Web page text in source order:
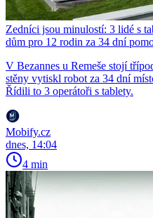
Zedníci jsou minulostí: 3 lidé s
dům pro 12 rodin za 34 dní
V Bezannes u Remeše stojí
stěny vytiskl robot za 34 dní
Řídili to 3 operátoři s tablety.
Mobify.cz
dnes, 14:04
4 min